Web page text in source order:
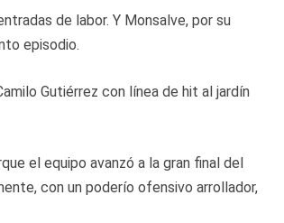
de labor. Y Monsalve, por su
episodio.
Gutiérrez con línea de hit al jardín
el equipo avanzó a la gran final del
con un poderío ofensivo arrollador,